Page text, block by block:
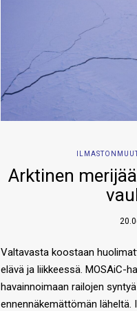
Arktinen
Valtavasta koostaan
elävä ja liikkeessä. MOSAiC-
havainnoimaan railojen
ennennäkemättömän